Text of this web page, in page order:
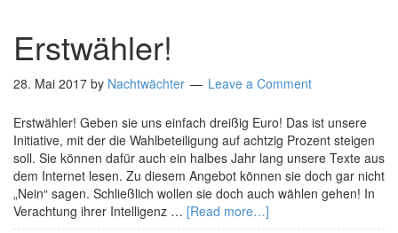
Erstwähler!
28. Mai 2017 by Nachtwächter Leave a Comment
Erstwähler! Geben sie uns einfach dreißig Euro! Das ist unsere
Initiative, mit der die Wahlbeteiligung auf achtzig Prozent steigen
soll. Sie können dafür auch ein halbes Jahr lang unsere Texte aus
dem Internet lesen. Zu diesem Angebot können sie doch gar nicht
„Nein“ sagen. Schließlich wollen sie doch auch wählen gehen! In
Verachtung ihrer Intelligenz … [Read more…]